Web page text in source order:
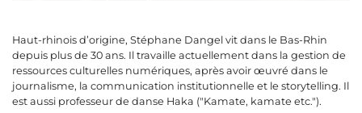
Haut-rhinois d’origine, Stéphane Dangel vit dans le Bas-Rhin
depuis plus de 30 ans. Il travaille actuellement dans la gestion de
ressources culturelles numériques, après avoir œuvré dans le
journalisme, la communication institutionnelle et le storytelling. Il
est aussi professeur de danse Haka ("Kamate, kamate etc.").